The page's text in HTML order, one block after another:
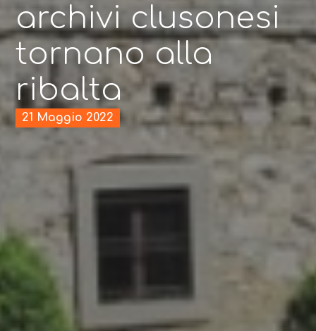
archivi clusonesi
tornano alla
ribalta
21 Maggio 2022